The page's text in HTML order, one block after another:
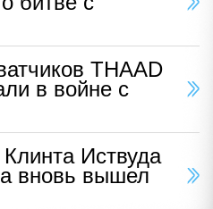
THAAD
в войне с
Иствуда
вновь вышел